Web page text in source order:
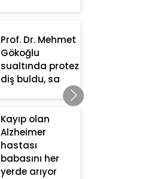
Prof. Dr. Mehmet
Gökoğlu
sualtında protez
diş buldu, sa
Kayıp olan
Alzheimer
hastası
babasını her
yerde arıyor